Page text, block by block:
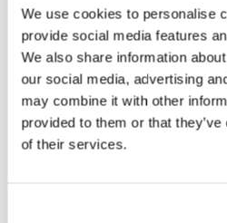
We use cookies to personalise
provide social media features
We also share information
our social media, advertising
may combine it with other
provided to them or that
of their services.
33 34 36
LÄNGE AUSWÄHLEN:
32 34
Model trägt: 32 Größe des Models: 1.86 m